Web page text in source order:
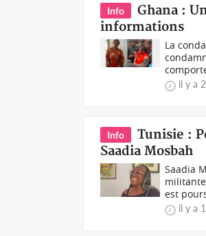
Info
Ghana :
informations
La
il y a
Info
Tunisie :
Saadia Mosbah
Saadia
est
il y a